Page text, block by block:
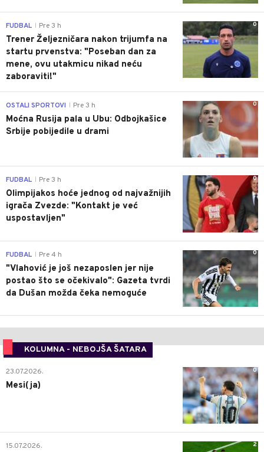
0
FUDBAL Pre 3 h
Trener Željezničara nakon trijumfa na
startu prvenstva: "Poseban dan za
mene, ovu utakmicu nikad neću
zaboraviti!"
0
OSTALI SPORTOVI Pre 3 h
Moćna Rusija pala u Ubu: Odbojkašice
Srbije pobijedile u drami
0
FUDBAL Pre 3 h
Olimpijakos hoće jednog od najvažnijih
igrača Zvezde: "Kontakt je već
uspostavljen"
0
FUDBAL Pre 4 h
"Vlahović je još nezaposlen jer nije
postao što se očekivalo": Gazeta tvrdi
da Dušan možda čeka nemoguće
KOLUMNA - NEBOJŠA ŠATARA
0
23.07.2026.
Mesi(ja)
2
15.07.2026.